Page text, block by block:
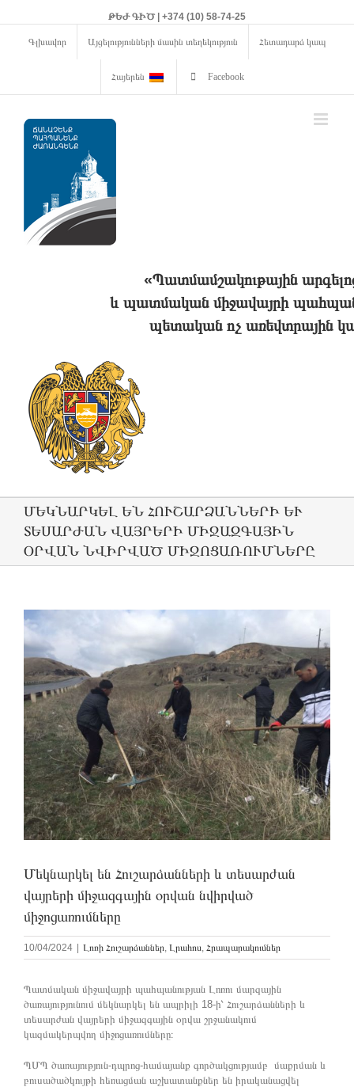
ԹԵԺ ԳԻԾ | +374 (10) 58-74-25
Գլխավոր Այցելությունների մասին տեղեկություն Հետադարձ կապ
Հայերեն Facebook
«Պատմամշակութային
և պատմական միջավայրի
պետական ոչ առեվտրային
ՄԵԿՆԱՐԿԵԼ ԵՆ ՀՈՒՇԱՐՁԱՆՆԵՐԻ ԵՒ Տ
ԵՍԱՐԺԱՆ ՎԱՅՐԵՐԻ ՄԻՋԱԶԳԱՅԻՆ Օ
ՐՎԱՆ ՆՎԻՐՎԱԾ ՄԻՋՈՑԱՌՈՒՄՆԵՐԸ
View
Larger
Image
Մեկնարկել են Հուշարձանների և տեսարժան
վայրերի միջազգային օրվան նվիրված
միջոցառումները
10/04/2024 Լոռի Հուշարձաններ, Լրահոս, Հրապարակումներ
Պատմական միջավայրի պահպանության Լոռու մարզային
ծառայությունում մեկնարկել են ապրիլի 18-ի՝ Հուշարձանների և
տեսարժան վայրերի միջազգային օրվա շրջանակում
կազմակերպվող միջոցառումները։
ՊՄՊ ծառայություն-դպրոց-համայանք գործակցությամբ մաքրման և
բուսածածկույթի հեռացման աշխատանքներ են իրականացվել